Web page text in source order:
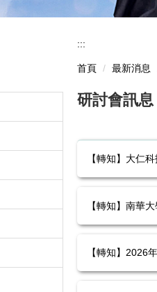
:::
首頁 最新消息
研討會訊息
【轉知】大仁
【轉知】南華
【轉知】2026